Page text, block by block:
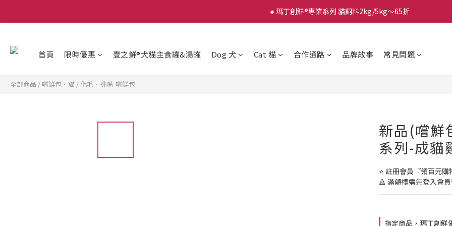
🔸瑪丁創鮮®專業系列 貓飼料2kg/5kg～65折
首頁 限時優惠 壹之鮮®犬貓主食罐&湯罐 Dog 犬 Cat 貓 合作通路 品牌故事 常見問題
全部商品 / 嚐鮮包．貓 / 化毛、挑嘴-嚐鮮包
新品(嚐鮮
系列-成貓
⭐️ 註冊會員『領百元
🔺 滿額禮需先登入會
指定商品，瑪丁創鮮